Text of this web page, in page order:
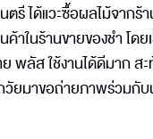
รี ได้แวะซื้อผลไม้จากร้
ค้าในร้านขายของชำ โ
ย พลัส ใช้งานได้ดีมาก ส
วัยมาขอถ่ายภาพร่วมกั